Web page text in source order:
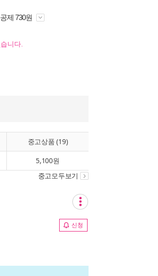
제 730원
니다.
중고상품 (19)
5,100원
중고모두보기
신청